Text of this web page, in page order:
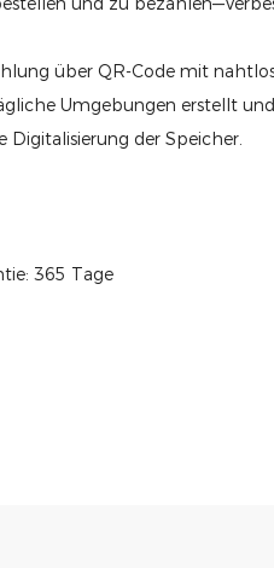
über QR-Code mit
Umgebungen erstellt
Digitalisierung der Speicher.
365 Tage